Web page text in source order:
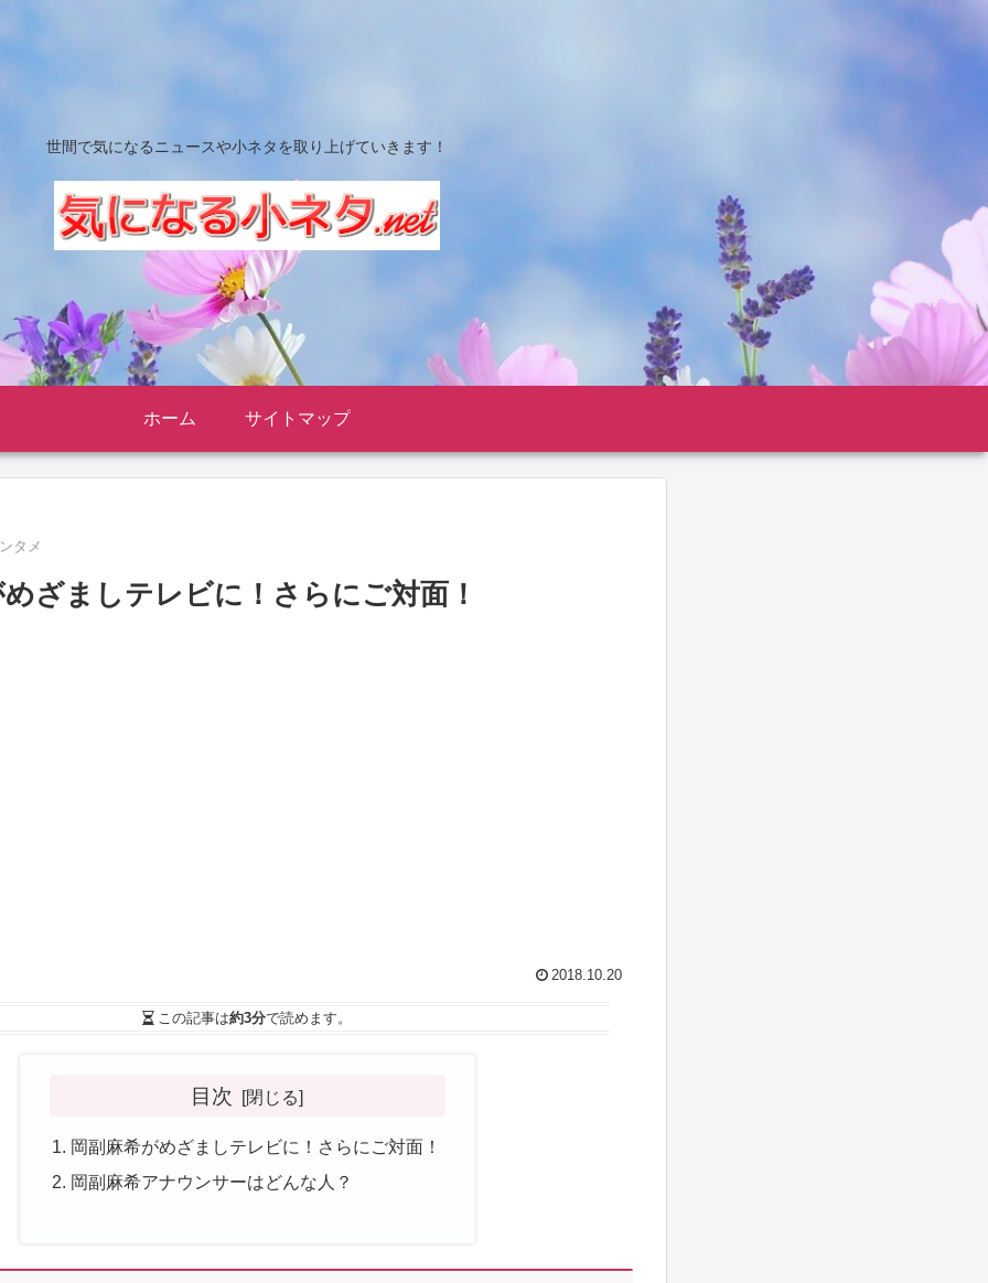
世間で気になるニュースや小ネタを取り上げていきます！
ホーム サイトマップ
タメ
ざましテレビに！さらにご対面！
2018.10.20
この記事は約3分で読めます。
目次
岡副麻希がめざましテレビに！さらにご対面！
岡副麻希アナウンサーはどんな人？